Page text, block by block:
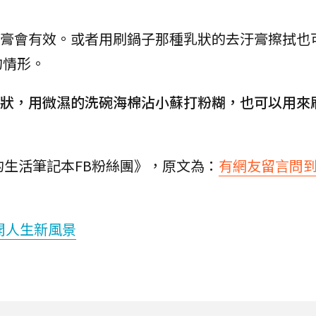
會有效。或者用刷鍋子那種乳狀的去汙膏擦拭也
形。
，用微濕的洗碗海棉沾小蘇打粉糊，也可以用來
活筆記本FB粉絲團》，原文為： 有網友留言問
人生新風景